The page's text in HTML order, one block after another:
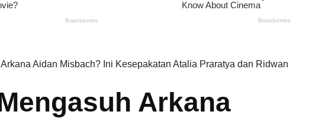
Aidan Misbach? Ini Kesepakatan Atalia Praratya dan Ridwan
Arkana